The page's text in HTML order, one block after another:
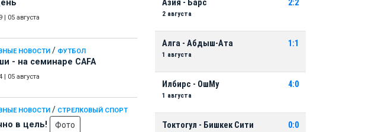
05 августа
НОВОСТИ / ФУТБОЛ
- на семинаре СAFA
05 августа
НОВОСТИ / СТРЕЛКОВЫЙ СПОРТ
в цель! Фото
Азия - Барс
2 августа
2:2
Алга - Абдыш-Ата
1 августа
1:1
Илбирс - ОшМу
1 августа
4:0
Токтогул - Бишкек Сити 0:0